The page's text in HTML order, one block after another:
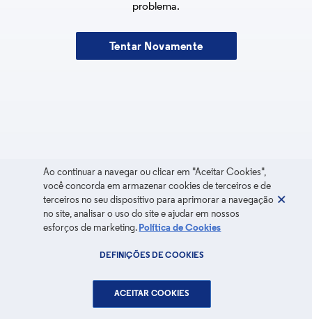
problema.
Tentar Novamente
Ao continuar a navegar ou clicar em "Aceitar Cookies",
você concorda em armazenar cookies de terceiros e de
terceiros no seu dispositivo para aprimorar a navegação
no site, analisar o uso do site e ajudar em nossos
esforços de marketing. Política de Cookies
DEFINIÇÕES DE COOKIES
ACEITAR COOKIES